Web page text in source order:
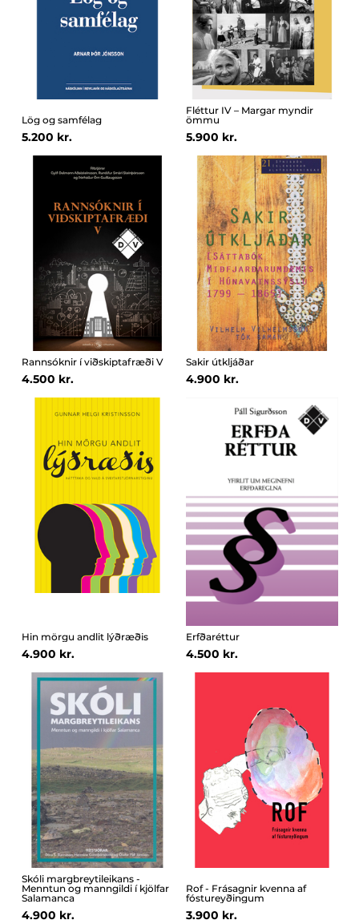
Lög og samfélag
5.200 kr.
Fléttur IV – Margar myndir
ömmu
5.900 kr.
Rannsóknir í viðskiptafræði V
4.500 kr.
Sakir útkljáðar
4.900 kr.
Hin mörgu andlit lýðræðis
4.900 kr.
Erfðaréttur
4.500 kr.
Skóli margbreytileikans -
Menntun og manngildi í kjölfar
Salamanca
4.900 kr.
Rof - Frásagnir kvenna af
fóstureyðingum
3.900 kr.